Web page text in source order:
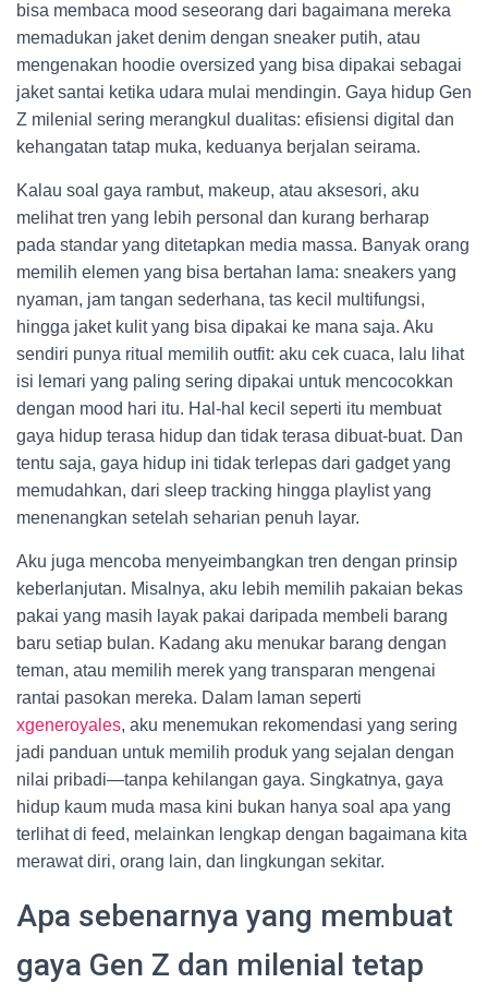
bisa membaca mood seseorang dari bagaimana mereka
memadukan jaket denim dengan sneaker putih, atau
mengenakan hoodie oversized yang bisa dipakai sebagai
jaket santai ketika udara mulai mendingin. Gaya hidup Gen
Z milenial sering merangkul dualitas: efisiensi digital dan
kehangatan tatap muka, keduanya berjalan seirama.
Kalau soal gaya rambut, makeup, atau aksesori, aku
melihat tren yang lebih personal dan kurang berharap
pada standar yang ditetapkan media massa. Banyak orang
memilih elemen yang bisa bertahan lama: sneakers yang
nyaman, jam tangan sederhana, tas kecil multifungsi,
hingga jaket kulit yang bisa dipakai ke mana saja. Aku
sendiri punya ritual memilih outfit: aku cek cuaca, lalu lihat
isi lemari yang paling sering dipakai untuk mencocokkan
dengan mood hari itu. Hal-hal kecil seperti itu membuat
gaya hidup terasa hidup dan tidak terasa dibuat-buat. Dan
tentu saja, gaya hidup ini tidak terlepas dari gadget yang
memudahkan, dari sleep tracking hingga playlist yang
menenangkan setelah seharian penuh layar.
Aku juga mencoba menyeimbangkan tren dengan prinsip
keberlanjutan. Misalnya, aku lebih memilih pakaian bekas
pakai yang masih layak pakai daripada membeli barang
baru setiap bulan. Kadang aku menukar barang dengan
teman, atau memilih merek yang transparan mengenai
rantai pasokan mereka. Dalam laman seperti
xgeneroyales, aku menemukan rekomendasi yang sering
jadi panduan untuk memilih produk yang sejalan dengan
nilai pribadi—tanpa kehilangan gaya. Singkatnya, gaya
hidup kaum muda masa kini bukan hanya soal apa yang
terlihat di feed, melainkan lengkap dengan bagaimana kita
merawat diri, orang lain, dan lingkungan sekitar.
Apa sebenarnya yang membuat
gaya Gen Z dan milenial tetap